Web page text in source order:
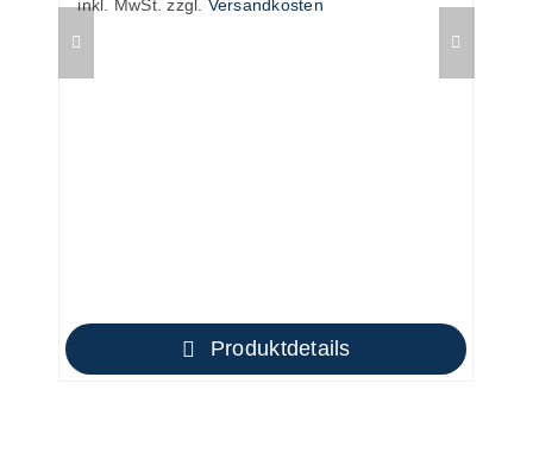
inkl. MwSt. zzgl. Versandkosten
Produktdetails